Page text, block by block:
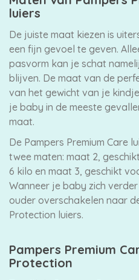
luiers
De juiste maat kiezen is
een fijn gevoel te geven.
pasvorm kan je schat
blijven. De maat van de
van het gewicht van je
je baby in de meeste
maat.
De Pampers Premium Care
twee maten: maat 2,
6 kilo en maat 3, geschikt
Wanneer je baby zich
ouder overschakelen naar
Protection luiers.
Pampers Premium
Protection